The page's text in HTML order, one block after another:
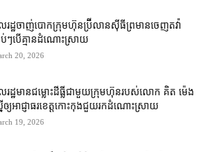
រដ្ឋ​ចាញ់បោក​ក្រុមហ៊ុន​ប្រ៊ីលាន​ស៊ីធី​ព្រមាន​ចេញ​តវ៉ា​
ប់ៗ​បើ​គ្មាន​ដំណោះស្រាយ
20, 2026
រដ្ឋ​មាន​ជម្លោះដីធ្លី​ជាមួយ​ក្រុមហ៊ុន​របស់​លោក គិត ម៉េង
ើ​ឲ្យ​អាជ្ញាធរ​ខេត្ត​កោះកុង​ជួយ​រក​ដំណោះស្រាយ
19, 2026